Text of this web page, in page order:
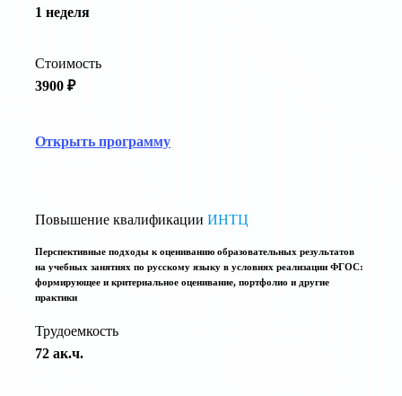
1 неделя
Стоимость
3900 ₽
Открыть программу
Повышение квалификации ИНТЦ
Перспективные подходы к оцениванию образовательных результатов
на учебных занятиях по русскому языку в условиях реализации ФГОС:
формирующее и критериальное оценивание, портфолио и другие
практики
Трудоемкость
72 ак.ч.